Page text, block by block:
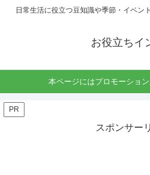
日常生活に役立つ豆知識や季節・イベン
お役立ちイ
本ページにはプロモーション
PR
スポンサー